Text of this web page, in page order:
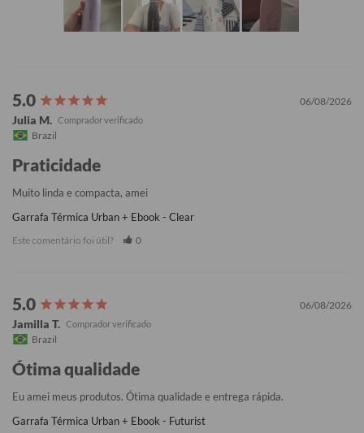
06/08/2026
Julia M.
Brazil
Praticidade
Muito linda e compacta, amei
Garrafa Térmica Urban + Ebook - Clear
Este comentário foi útil? 0
06/08/2026
Jamilla T.
Brazil
Ótima qualidade
Eu amei meus produtos. Ótima qualidade e entrega rápida.
Garrafa Térmica Urban + Ebook - Futurist